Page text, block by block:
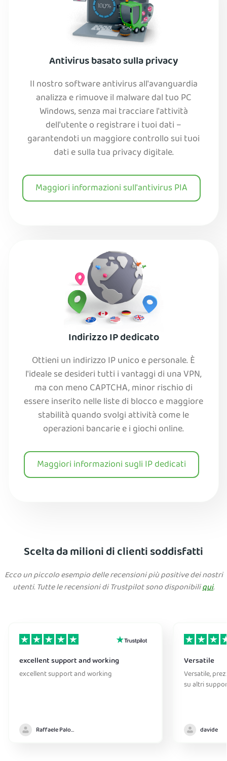
Antivirus basato sulla privacy
Il nostro software antivirus all'avanguardia
analizza e rimuove il malware dal tuo PC
Windows, senza mai tracciare l'attività
dell'utente o registrare i tuoi dati –
garantendoti un maggiore controllo sui tuoi
dati e sulla tua privacy digitale.
Maggiori informazioni sull'antivirus PIA
Indirizzo IP dedicato
Ottieni un indirizzo IP unico e personale. È
l'ideale se desideri tutti i vantaggi di una VPN,
ma con meno CAPTCHA, minor rischio di
essere inserito nelle liste di blocco e maggiore
stabilità quando svolgi attività come le
operazioni bancarie e i giochi online.
Maggiori informazioni sugli IP dedicati
Scelta da milioni di clienti soddisfatti
Ecco un piccolo esempio delle recensioni più positive dei nostri
utenti. Tutte le recensioni di Trustpilot sono disponibiliqui.
excellent support and working
excellent support and working
Raffaele Palomba
Versatile
Versatile,
su altri
davide